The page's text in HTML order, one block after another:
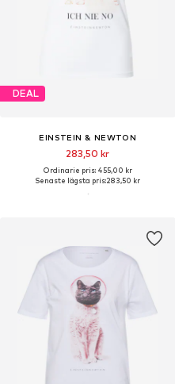
DEAL
EINSTEIN & NEWTON
283,50 kr
Ordinarie pris: 455,00 kr
Senaste lägsta pris:283,50 kr